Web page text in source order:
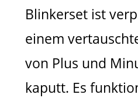
Blinkerset ist
einem
von Plus und
kaputt. Es